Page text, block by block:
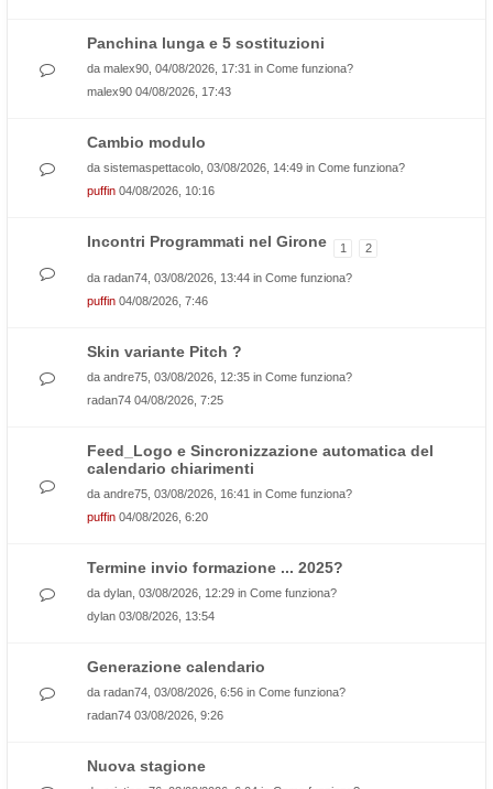
Panchina lunga e 5 sostituzioni
da malex90 , 04/08/2026, 17:31 in Come funziona?
malex90 04/08/2026, 17:43
Cambio modulo
da sistemaspettacolo , 03/08/2026, 14:49 in Come funziona?
puffin 04/08/2026, 10:16
Incontri Programmati nel Girone 1 2
da radan74 , 03/08/2026, 13:44 in Come funziona?
puffin 04/08/2026, 7:46
Skin variante Pitch ?
da andre75 , 03/08/2026, 12:35 in Come funziona?
radan74 04/08/2026, 7:25
Feed_Logo e Sincronizzazione automatica del
calendario chiarimenti
da andre75 , 03/08/2026, 16:41 in Come funziona?
puffin 04/08/2026, 6:20
Termine invio formazione ... 2025?
da dylan , 03/08/2026, 12:29 in Come funziona?
dylan 03/08/2026, 13:54
Generazione calendario
da radan74 , 03/08/2026, 6:56 in Come funziona?
radan74 03/08/2026, 9:26
Nuova stagione